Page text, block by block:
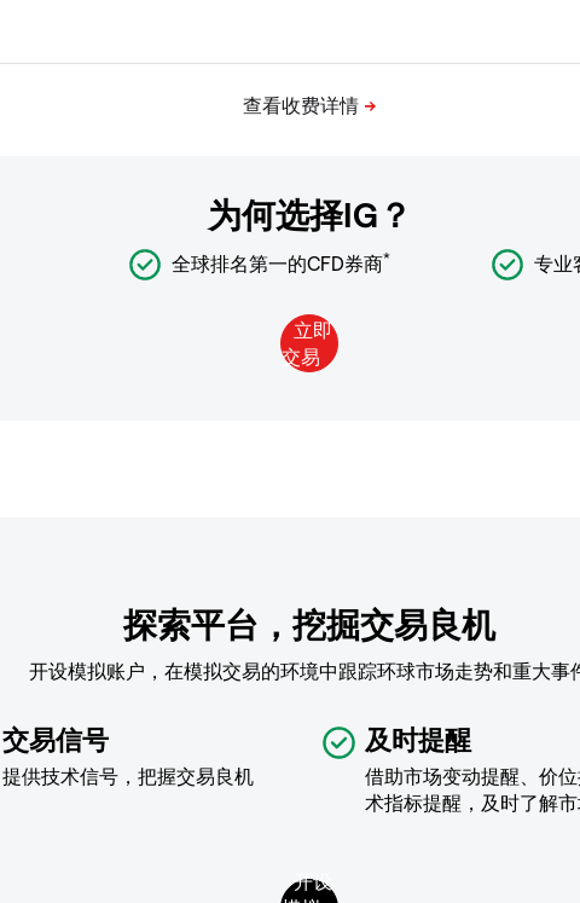
为何选择IG？
全球排名第一的CFD券商* 专业
探索平台，挖掘交易良机
开设模拟账户，在模拟交易的环境中跟踪环球市场走势和重大事
交易信号
提供技术信号，把握交易良机
及时提醒
借助市场变动提醒、价
术指标提醒，及时了解